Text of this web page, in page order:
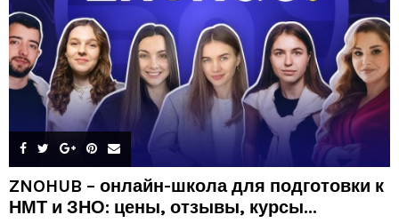
ZNOHUB – онлайн-школа для подготовки к
НМТ и ЗНО: цены, отзывы, курсы...